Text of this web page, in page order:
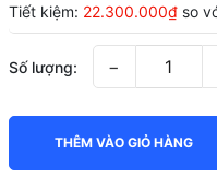
Tiết kiệm: 22.300.000₫so
Số lượng: −
THÊM VÀO GIỎ HÀNG